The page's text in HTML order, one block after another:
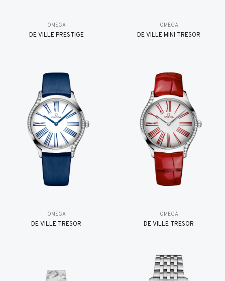
OMEGA
DE VILLE PRESTIGE
OMEGA
DE VILLE MINI TRÉSOR
OMEGA
DE VILLE TRESOR
OMEGA
DE VILLE TRESOR